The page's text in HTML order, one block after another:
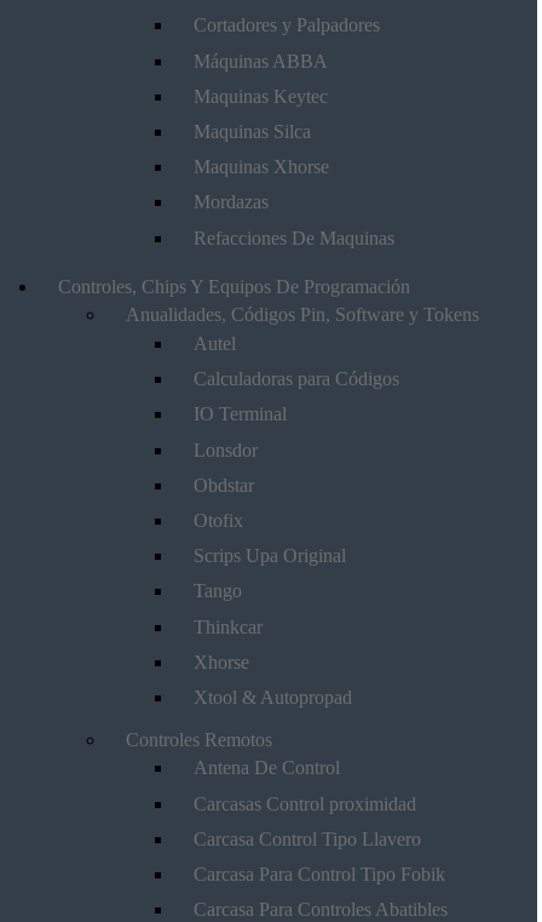
Cortadores y Palpadores
Máquinas ABBA
Maquinas Keytec
Maquinas Silca
Maquinas Xhorse
Mordazas
Refacciones De Maquinas
Controles, Chips Y Equipos De Programación
Anualidades, Códigos Pin, Software y Tokens
Autel
Calculadoras para Códigos
IO Terminal
Lonsdor
Obdstar
Otofix
Scrips Upa Original
Tango
Thinkcar
Xhorse
Xtool & Autopropad
Controles Remotos
Antena De Control
Carcasas Control proximidad
Carcasa Control Tipo Llavero
Carcasa Para Control Tipo Fobik
Carcasa Para Controles Abatibles